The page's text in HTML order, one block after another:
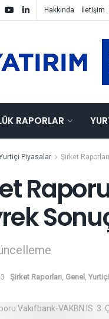
Hakkında İletişim
RAPORLAR
Piyasalar Şirket Raporları
Şirket Raporları Genel